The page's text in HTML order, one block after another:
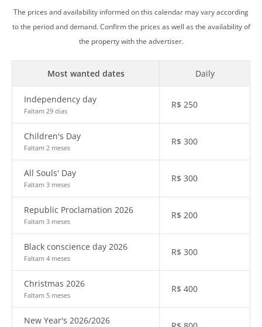
The prices and availability informed on this calendar may vary according
to the period and demand. Confirm the prices as well as the availability of
the property with the advertiser.
Most wanted dates Daily
Independency day
Faltam 29 dias
R$ 250
Children's Day
Faltam 2 meses
R$ 300
All Souls' Day
Faltam 3 meses
R$ 300
Republic Proclamation 2026
Faltam 3 meses
R$ 200
Black conscience day 2026
Faltam 4 meses
R$ 300
Christmas 2026
Faltam 5 meses
R$ 400
New Year's 2026/2026